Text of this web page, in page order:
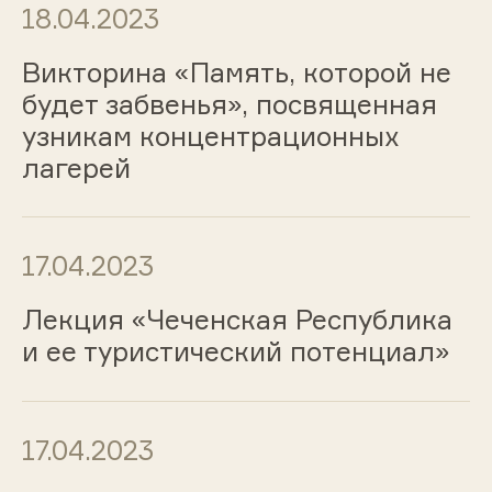
18.04.2023
Викторина «Память, которой не
будет забвенья», посвященная
узникам концентрационных
лагерей
17.04.2023
Лекция «Чеченская Республика
и ее туристический потенциал»
17.04.2023